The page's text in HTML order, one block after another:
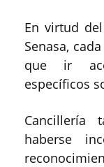
En virtud
Senasa,
que ir
específicos
Cancillería
haberse